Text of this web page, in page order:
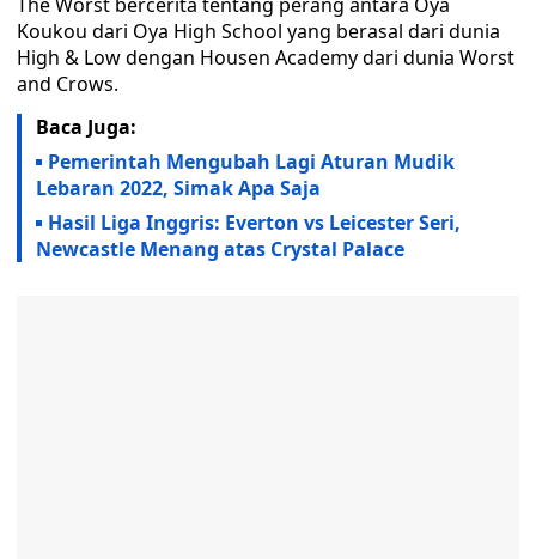
Koukou dari Oya High School yang berasal dari dunia
High & Low dengan Housen Academy dari dunia Worst
and Crows.
Baca Juga:
Pemerintah Mengubah Lagi Aturan Mudik
Lebaran 2022, Simak Apa Saja
Hasil Liga Inggris: Everton vs Leicester Seri,
Newcastle Menang atas Crystal Palace